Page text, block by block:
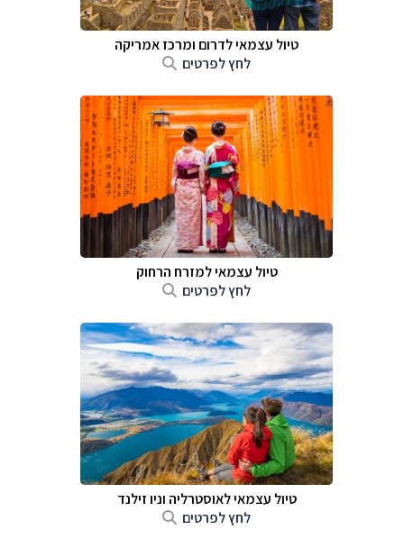
טיול עצמאי לדרום ומרכז אמריקה
לחץ לפרטים
טיול עצמאי למזרח הרחוק
לחץ לפרטים
טיול עצמאי לאוסטרליה וניו זילנד
לחץ לפרטים